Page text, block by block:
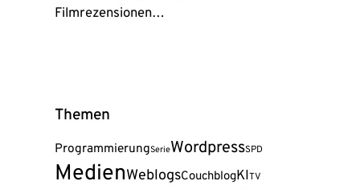
Filmrezensionen…
Themen
ProgrammierungSerieWordpressSPD
MedienWeblogsCouchblogKITV